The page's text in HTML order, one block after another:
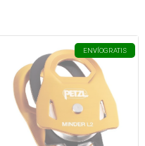
ENVÍOGRATIS